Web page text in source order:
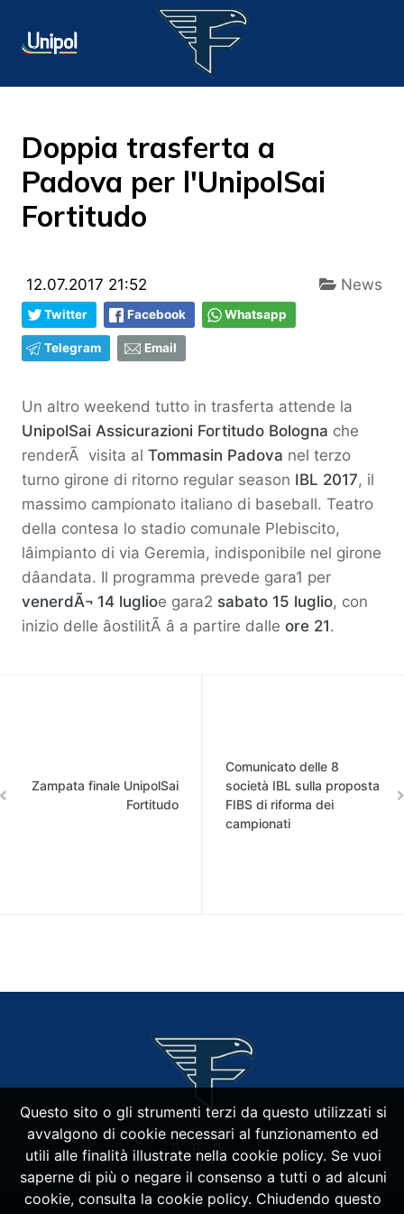
Doppia trasferta a
Padova per l'UnipolSai
Fortitudo
12.07.2017 21:52 News
Twitter Facebook Whatsapp
Telegram Email
Un altro weekend tutto in trasferta attende la
UnipolSai Assicurazioni Fortitudo Bologna che
renderÃ visita al Tommasin Padova nel terzo
turno girone di ritorno regular season IBL 2017, il
massimo campionato italiano di baseball. Teatro
della contesa lo stadio comunale Plebiscito,
lâimpianto di via Geremia, indisponibile nel girone
dâandata. Il programma prevede gara1 per
venerdÃ¬ 14 luglioe gara2 sabato 15 luglio, con
inizio delle âostilitÃ â a partire dalle ore 21.
Zampata finale UnipolSai
Fortitudo
Comunicato delle 8
società IBL sulla proposta
FIBS di riforma dei
campionati
Questo sito o gli strumenti terzi da questo utilizzati si
avvalgono di cookie necessari al funzionamento ed
utili alle finalità illustrate nella cookie policy. Se vuoi
saperne di più o negare il consenso a tutti o ad alcuni
cookie, consulta la cookie policy. Chiudendo questo